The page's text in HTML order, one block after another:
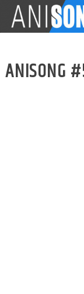
content
ANISONG